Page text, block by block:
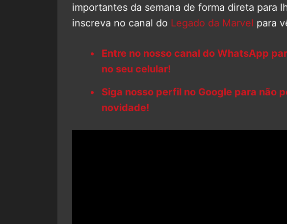
importantes da semana de forma direta para
inscreva no canal do Legado da Marvel para
Entre no nosso canal do WhatsApp
no seu celular!
Siga nosso perfil no Google para não
novidade!